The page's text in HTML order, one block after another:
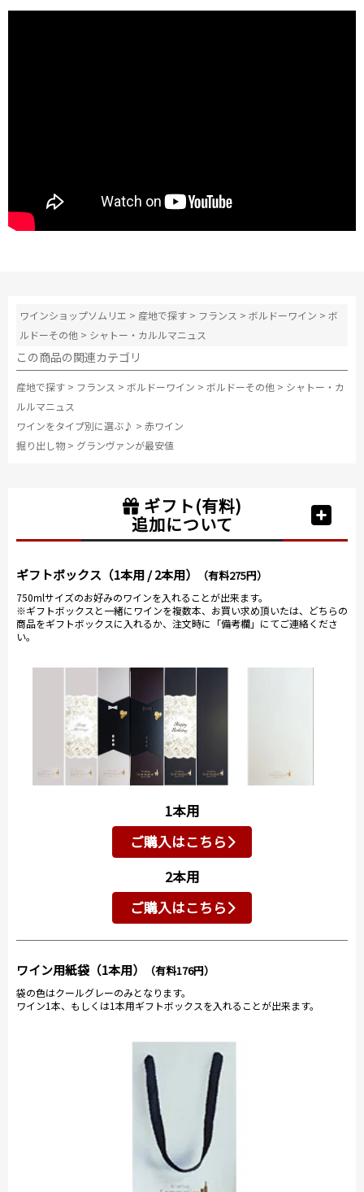
ワインショップソムリエ > 産地で探す > フランス >ボルドーワイン >ボ
ルドーその他 > シャトー・カルルマニュス
この商品の関連カテゴリ
産地で探す > フランス > ボルドーワイン > ボルドーその他 > シャトー・カ
ルルマニュス
ワインをタイプ別に選ぶ♪ > 赤ワイン
掘り出し物 > グランヴァンが最安値
ギフト(有料)
追加について
ギフトボックス（1本用 / 2本用） （有料275円）
750mlサイズのお好みのワインを入れることが出来ます。
※ギフトボックスと一緒にワインを複数本、お買い求め頂いたは、どちらの
商品をギフトボックスに入れるか、注文時に「備考欄」にてご連絡くださ
い。
1本用
ご購入はこちら
2本用
ご購入はこちら
ワイン用紙袋（1本用） （有料176円）
袋の色はクールグレーのみとなります。
ワイン1本、もしくは1本用ギフトボックスを入れることが出来ます。